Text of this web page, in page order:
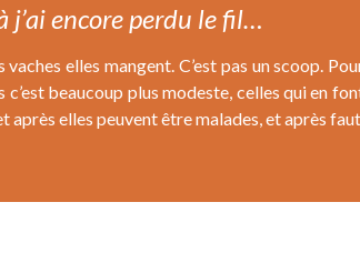
j’ai encore perdu le fil…
vaches elles mangent. C’est pas un scoop.
c’est beaucoup plus modeste, celles qui en
après elles peuvent être malades, et après